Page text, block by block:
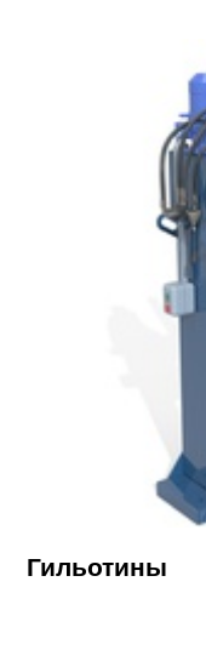
Гильотины